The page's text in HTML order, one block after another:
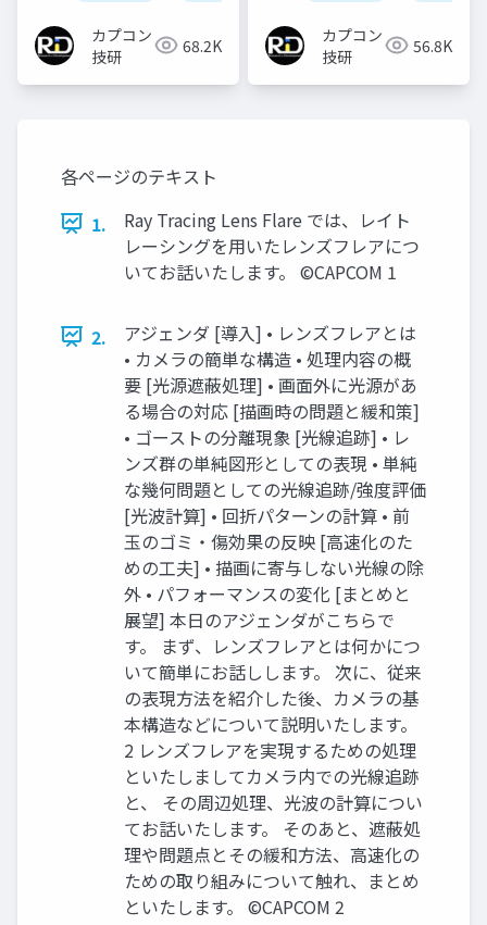
カプコン
技研
68.2K
カプコン
技研
56.8K
各ページのテキスト
1.
Ray Tracing Lens Flare では、レイト
レーシングを用いたレンズフレアにつ
いてお話いたします。 ©CAPCOM 1
2.
アジェンダ [導入] • レンズフレアとは
• カメラの簡単な構造 • 処理内容の概
要 [光源遮蔽処理] • 画面外に光源があ
る場合の対応 [描画時の問題と緩和策]
• ゴーストの分離現象 [光線追跡] • レ
ンズ群の単純図形としての表現 • 単純
な幾何問題としての光線追跡/強度評価
[光波計算] • 回折パターンの計算 • 前
玉のゴミ・傷効果の反映 [高速化のた
めの工夫] • 描画に寄与しない光線の除
外 • パフォーマンスの変化 [まとめと
展望] 本日のアジェンダがこちらで
す。 まず、レンズフレアとは何かにつ
いて簡単にお話しします。 次に、従来
の表現方法を紹介した後、カメラの基
本構造などについて説明いたします。
2 レンズフレアを実現するための処理
といたしましてカメラ内での光線追跡
と、 その周辺処理、光波の計算につい
てお話いたします。 そのあと、遮蔽処
理や問題点とその緩和方法、高速化の
ための取り組みについて触れ、まとめ
といたします。 ©CAPCOM 2